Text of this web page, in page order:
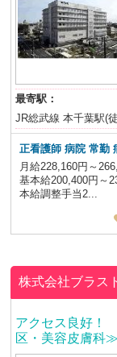
最寄駅：
JR総武線 本千葉駅(
正看護師 病院 常勤
月給228,160円～
基本給200,400円～
本給調整手当2...
株式会社ブラス
アクセス良好
区・美容皮膚科≫